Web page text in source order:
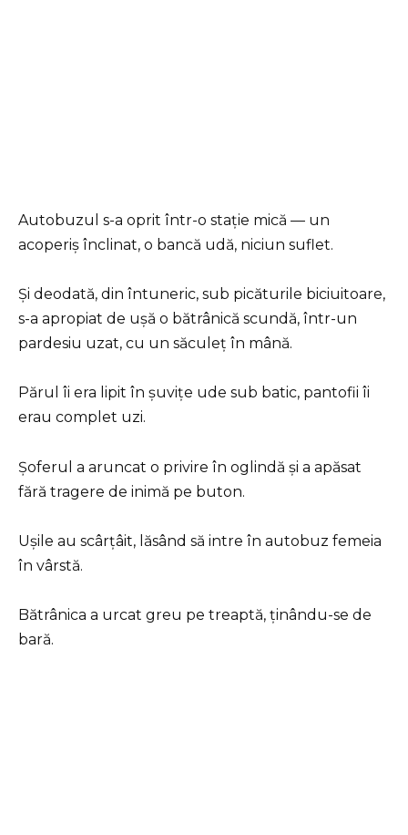
Autobuzul s-a oprit într-o stație mică — un
acoperiș înclinat, o bancă udă, niciun suflet.
Și deodată, din întuneric, sub picăturile biciuitoare,
s-a apropiat de ușă o bătrânică scundă, într-un
pardesiu uzat, cu un săculeț în mână.
Părul îi era lipit în șuvițe ude sub batic, pantofii îi
erau complet uzi.
Șoferul a aruncat o privire în oglindă și a apăsat
fără tragere de inimă pe buton.
Ușile au scârțâit, lăsând să intre în autobuz femeia
în vârstă.
Bătrânica a urcat greu pe treaptă, ținându-se de
bară.